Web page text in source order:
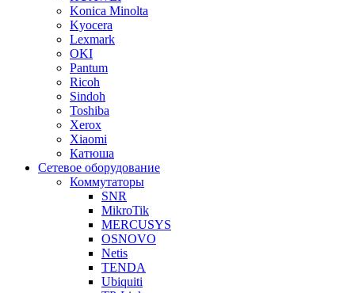
Konica Minolta
Kyocera
Lexmark
OKI
Pantum
Ricoh
Sindoh
Toshiba
Xerox
Xiaomi
Катюша
Сетевое оборудование
Коммутаторы
SNR
MikroTik
MERCUSYS
OSNOVO
Netis
TENDA
Ubiquiti